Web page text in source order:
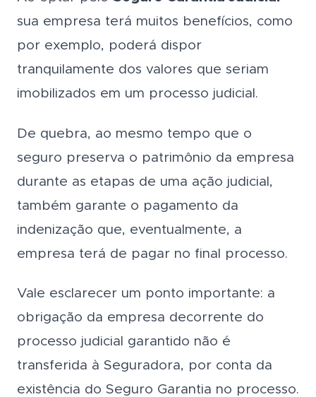
sua empresa terá muitos benefícios, como
por exemplo, poderá dispor
tranquilamente dos valores que seriam
imobilizados em um processo judicial.
De quebra, ao mesmo tempo que o
seguro preserva o patrimônio da empresa
durante as etapas de uma ação judicial,
também garante o pagamento da
indenização que, eventualmente, a
empresa terá de pagar no final processo.
Vale esclarecer um ponto importante: a
obrigação da empresa decorrente do
processo judicial garantido não é
transferida à Seguradora, por conta da
existência do Seguro Garantia no processo.